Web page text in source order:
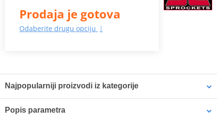
Prodaja je gotova
Odaberite drugu opciju
Najpopularniji proizvodi iz kategorije
Popis parametra